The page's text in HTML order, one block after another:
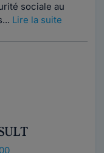
sociale au
Lire la suite